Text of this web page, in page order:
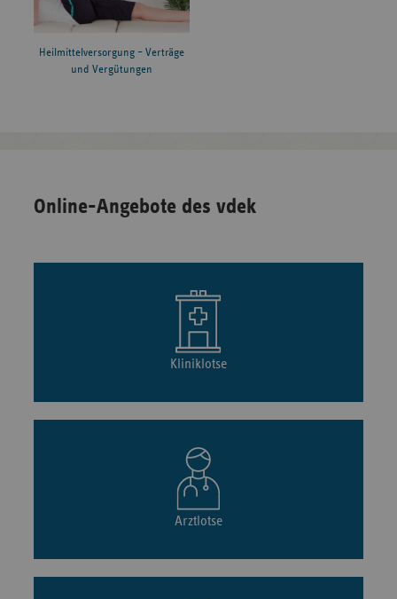
Heilmittelversorgung – Verträge
und Vergütungen
Online-Angebote des vdek
Kliniklotse
Arztlotse